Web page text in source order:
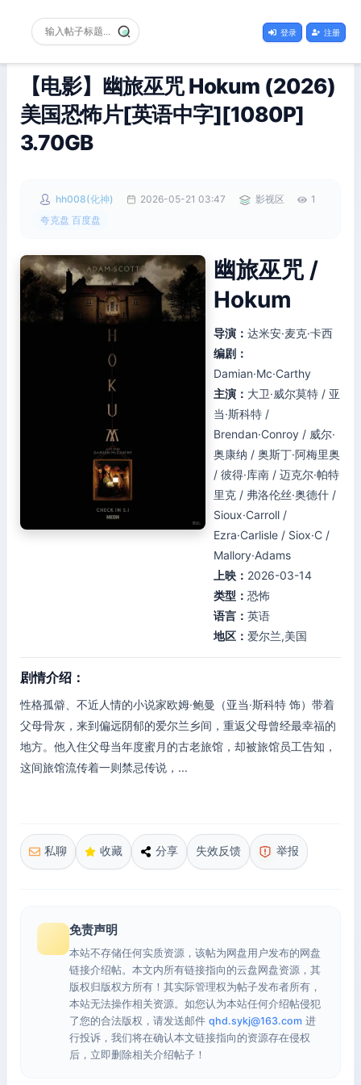
登录 注册
【电影】幽旅巫咒 Hokum (2026)
美国恐怖片[英语中字][1080P]
3.70GB
hh008(化神) 2026-05-21 03:47 影视区
1
夸克盘 百度盘
幽旅巫咒 /
Hokum
导演： 达米安·麦克·卡西
编剧：
Damian·Mc·Carthy
主演： 大卫·威尔莫特 / 亚
当·斯科特 /
Brendan·Conroy / 威尔·
奥康纳 / 奥斯丁·阿梅里奥
/ 彼得·库南 / 迈克尔·帕特
里克 / 弗洛伦丝·奥德什 /
Sioux·Carroll /
Ezra·Carlisle / Siox·C /
Mallory·Adams
上映： 2026-03-14
类型： 恐怖
语言： 英语
地区： 爱尔兰,美国
剧情介绍：
性格孤僻、不近人情的小说家欧姆·鲍曼（亚当·斯科特 饰）带着
父母骨灰，来到偏远阴郁的爱尔兰乡间，重返父母曾经最幸福的
地方。他入住父母当年度蜜月的古老旅馆，却被旅馆员工告知，
这间旅馆流传着一则禁忌传说，...
私聊 收藏 分享 失效反馈 举报
免责声明
本站不存储任何实质资源，该帖为网盘用户发布的网盘
链接介绍帖。本文内所有链接指向的云盘网盘资源，其
版权归版权方所有！其实际管理权为帖子发布者所有，
本站无法操作相关资源。如您认为本站任何介绍帖侵犯
了您的合法版权，请发送邮件 qhd.sykj@163.com 进
行投诉，我们将在确认本文链接指向的资源存在侵权
后，立即删除相关介绍帖子！